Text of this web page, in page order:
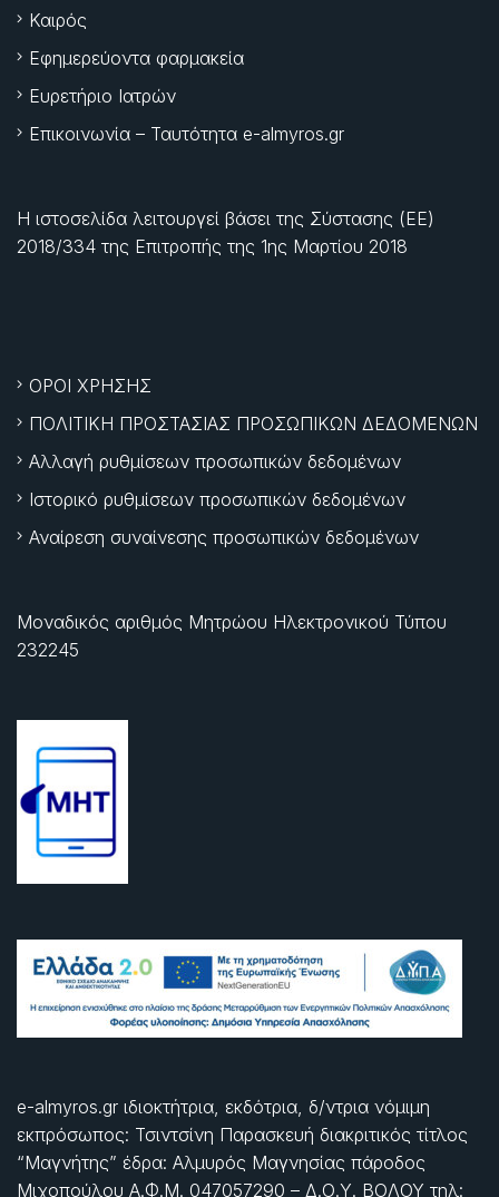
Καιρός
Εφημερεύοντα φαρμακεία
Ευρετήριο Ιατρών
Επικοινωνία – Ταυτότητα e-almyros.gr
Η ιστοσελίδα λειτουργεί βάσει της Σύστασης (ΕΕ)
2018/334 της Επιτροπής της 1ης Μαρτίου 2018
ΟΡΟΙ ΧΡΗΣΗΣ
ΠΟΛΙΤΙΚΗ ΠΡΟΣΤΑΣΙΑΣ ΠΡΟΣΩΠΙΚΩΝ ΔΕΔΟΜΕΝΩΝ
Αλλαγή ρυθμίσεων προσωπικών δεδομένων
Ιστορικό ρυθμίσεων προσωπικών δεδομένων
Αναίρεση συναίνεσης προσωπικών δεδομένων
Μοναδικός αριθμός Μητρώου Ηλεκτρονικού Τύπου
232245
e-almyros.gr ιδιοκτήτρια, εκδότρια, δ/ντρια νόμιμη
εκπρόσωπος: Τσιντσίνη Παρασκευή διακριτικός τίτλος
“Μαγνήτης” έδρα: Αλμυρός Μαγνησίας πάροδος
Μιχοπούλου Α.Φ.Μ. 047057290 – Δ.Ο.Υ. ΒΟΛΟΥ τηλ: